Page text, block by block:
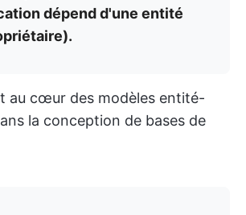
dépend d'une entité
au cœur des modèles entité-
la conception de bases de